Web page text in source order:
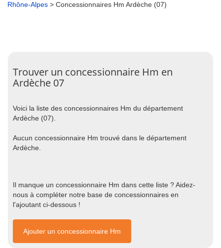
Rhône-Alpes > Concessionnaires Hm Ardèche (07)
Trouver un concessionnaire Hm en
Ardèche 07
Voici la liste des concessionnaires Hm du département
Ardèche (07).
Aucun concessionnaire Hm trouvé dans le département
Ardèche.
Il manque un concessionnaire Hm dans cette liste ? Aidez-
nous à compléter notre base de concessionnaires en
l'ajoutant ci-dessous !
Ajouter un concessionnaire Hm